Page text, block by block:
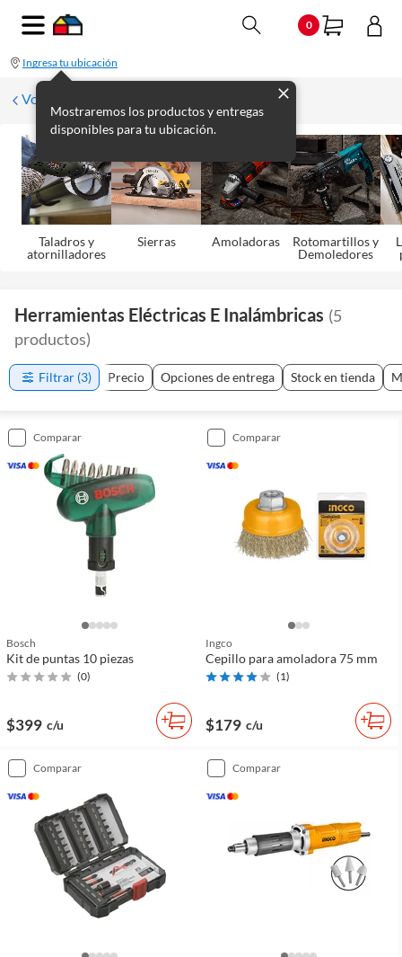
0
Ingresa tu ubicación
Mostraremos los productos y entregas
disponibles para tu ubicación.
Volver
Taladros y
atornilladores
Sierras Amoladoras
Rotomartillos y
Demoledores
Herramientas Eléctricas E Inalámbricas (5
productos)
Filtrar (3) Precio Opciones de entrega Stock en tienda
comparar
Bosch
Kit de puntas 10 piezas
(0)
$399 c/u
comparar
Ingco
Cepillo para amoladora 75 mm
(1)
$179 c/u
comparar comparar